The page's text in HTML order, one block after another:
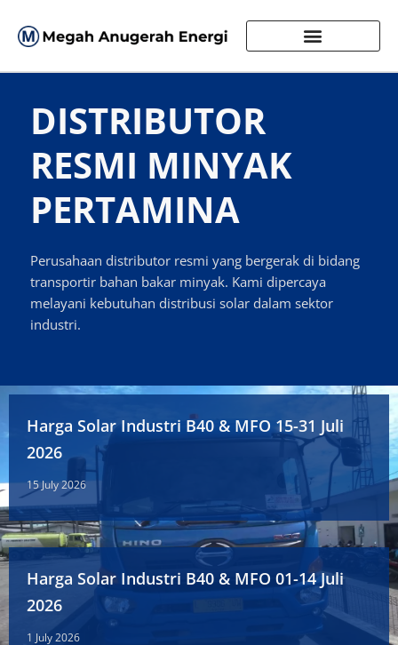
DISTRIBUTOR
RESMI MINYAK
PERTAMINA
Perusahaan distributor resmi yang bergerak di bidang
transportir bahan bakar minyak. Kami dipercaya
melayani kebutuhan distribusi solar dalam sektor
industri.
Harga Solar Industri B40 & MFO 15-31 Juli
2026
15 July 2026
Harga Solar Industri B40 & MFO 01-14 Juli
2026
1 July 2026